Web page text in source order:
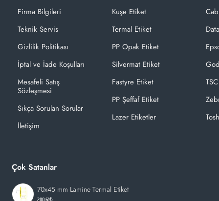
Firma Bilgileri
Teknik Servis
Gizlilik Politikası
İptal ve İade Koşulları
Mesafeli Satış
Sözleşmesi
Sıkça Sorulan Sorular
İletişim
Kuşe Etiket
Termal Etiket
PP Opak Etiket
Silvermat Etiket
Fastyre Etiket
PP Şeffaf Etiket
Lazer Etiketler
Çok Satanlar
70x45 mm Lamine Termal Etiket